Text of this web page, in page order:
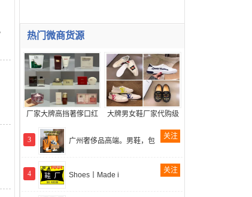
热门微商货源
厂家大牌高挡著偧口红 大牌男女鞋厂家代购级
3 广州奢侈品高端。男鞋，包
关注
4 Shoes丨Made i
关注